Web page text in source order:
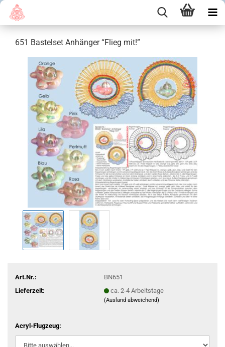
651 Bastelset Anhänger “Flieg mit!”
Art.Nr.:
BN651
Lieferzeit:
ca. 2-4 Arbeitstage
(Ausland abweichend)
Acryl-Flugzeug: